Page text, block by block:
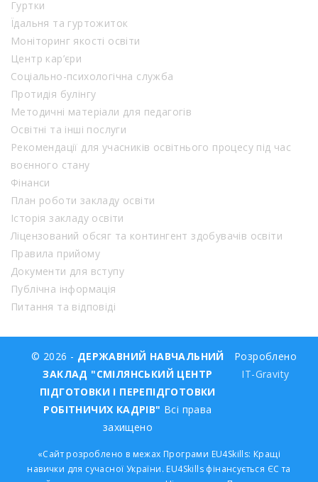
Гуртки
Їдальня та гуртожиток
Моніторинг якості освіти
Центр кар’єри
Соціально-психологічна служба
Протидія булінгу
Методичні матеріали для педагогів
Освітні та інші послуги
Рекомендації для учасників освітнього процесу під час
воєнного стану
Фінанси
План роботи закладу освіти
Історія закладу освіти
Ліцензований обсяг та контингент здобувачів освіти
Правила прийому
Документи для вступу
Публічна інформація
Питання та відповіді
© 2026 - ДЕРЖАВНИЙ НАВЧАЛЬНИЙ
ЗАКЛАД "СМІЛЯНСЬКИЙ ЦЕНТР
ПІДГОТОВКИ І ПЕРЕПІДГОТОВКИ
РОБІТНИЧИХ КАДРІВ" Всі права
захищено
Розроблено
IT-Gravity
«Сайт розроблено в межах Програми EU4Skills: Кращі
навички для сучасної України. EU4Skills фінансується ЄС та